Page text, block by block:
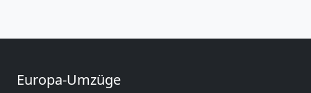
Europa-Umzüge